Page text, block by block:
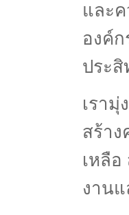
และ
องค์ก
ประ
เรา
สร้าง
เหลื
งาน